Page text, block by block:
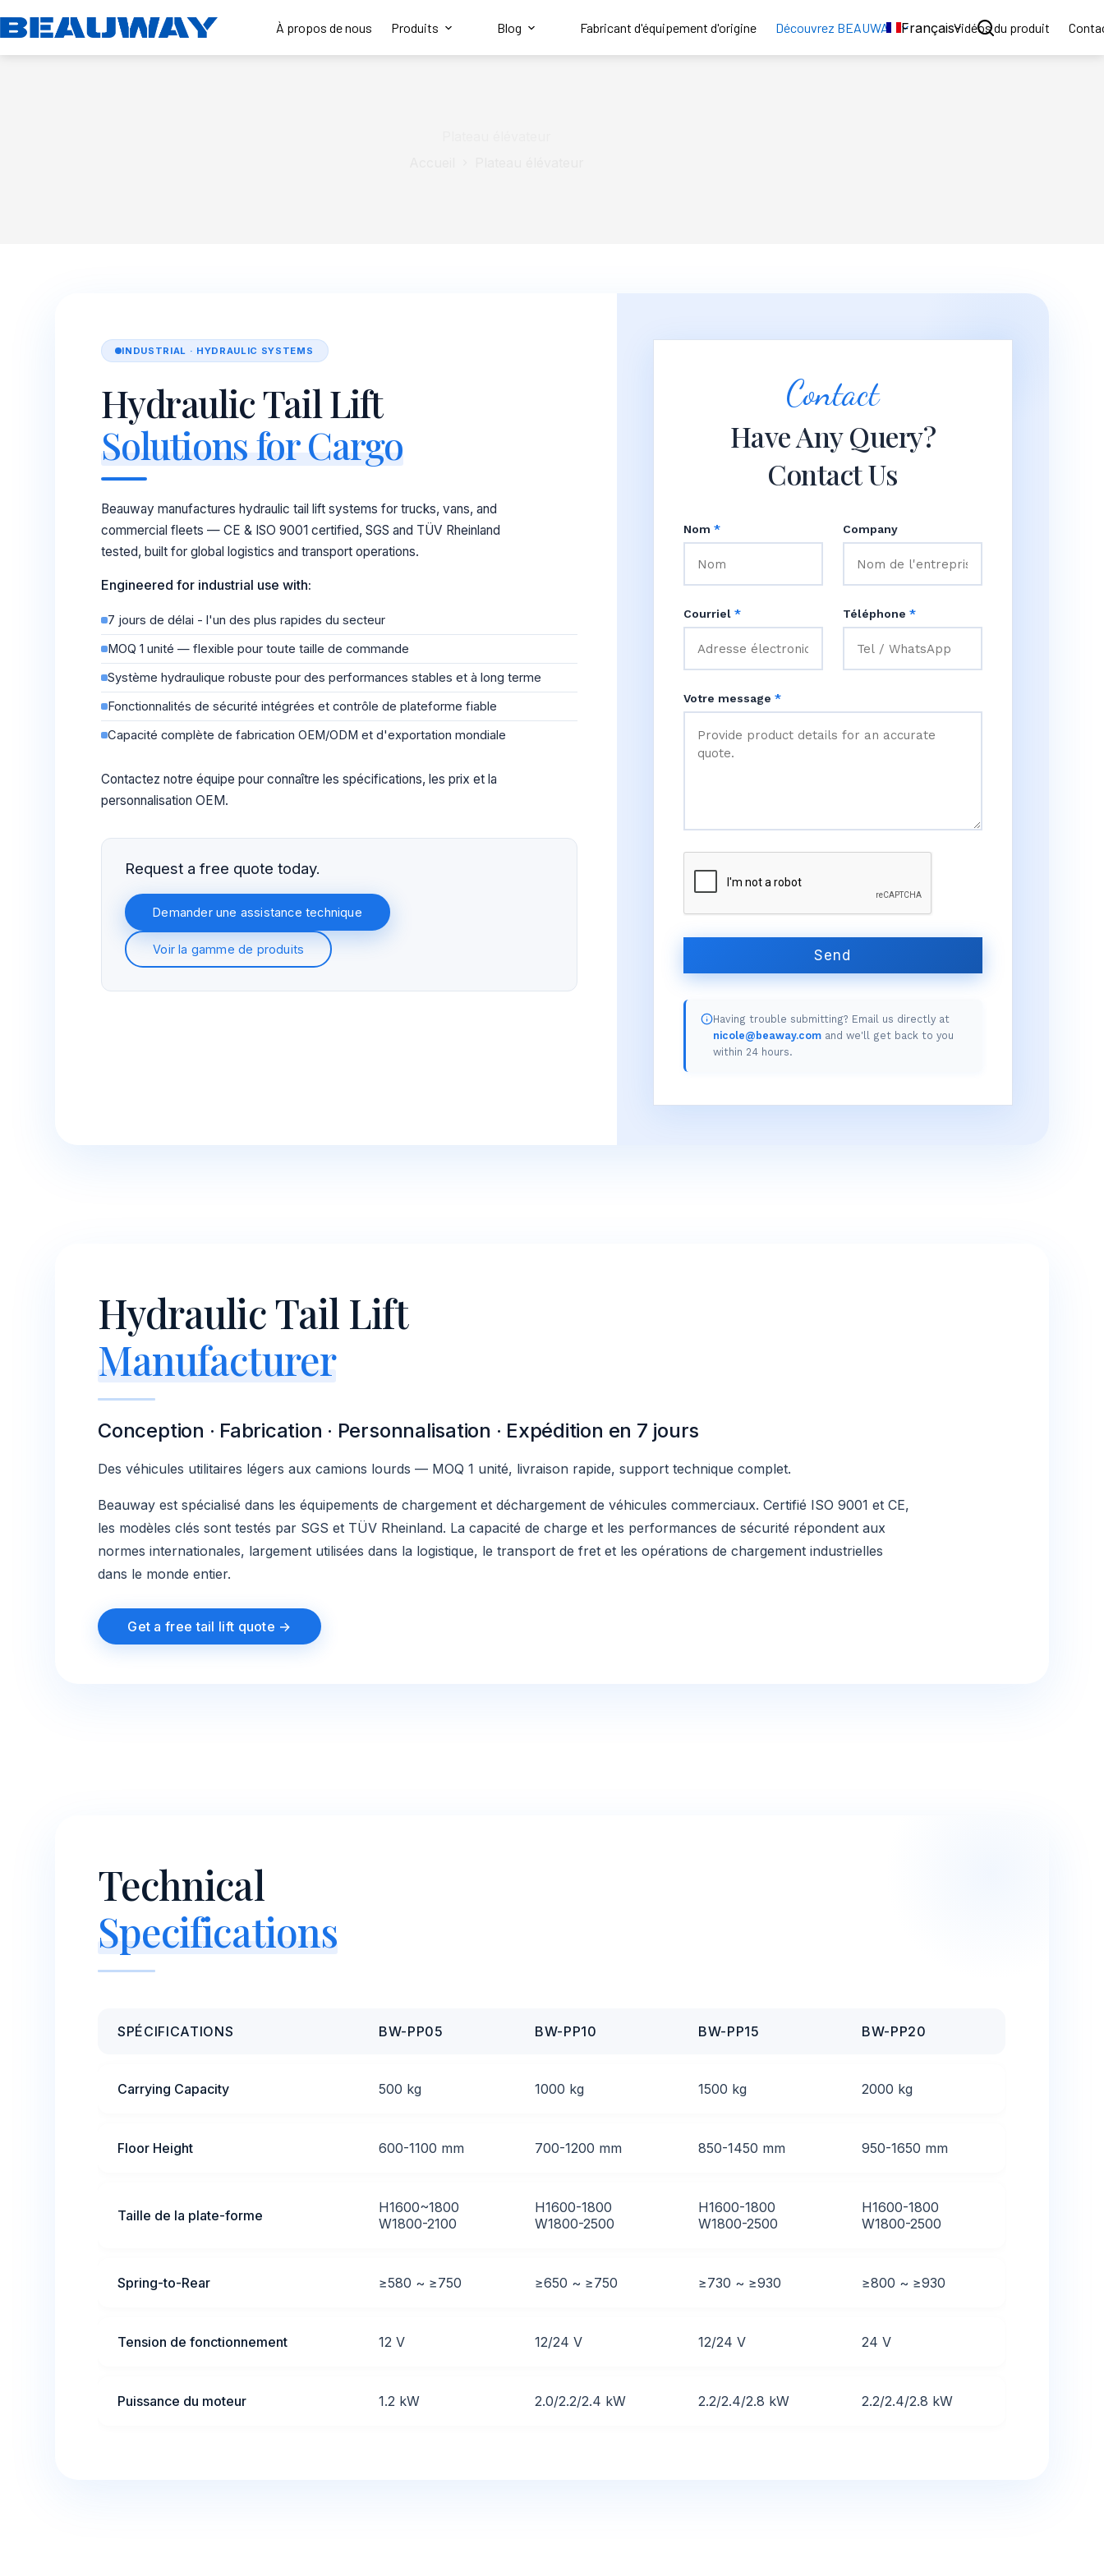
au
contenu
À propos de nous Produits Blog Fabricant d'équipement d'origine Découvrez BEAUWAY Vidéos du produit
Français
INDUSTRIAL · HYDRAULIC SYSTEMS
Hydraulic Tail Lift
Solutions for Cargo
Beauway manufactures hydraulic tail lift systems for trucks, vans, and
commercial fleets — CE & ISO 9001 certified, SGS and TÜV Rheinland
tested, built for global logistics and transport operations.
Engineered for industrial use with:
7 jours de délai - l'un des plus rapides du secteur
MOQ 1 unité — flexible pour toute taille de commande
Système hydraulique robuste pour des performances stables et à long terme
Fonctionnalités de sécurité intégrées et contrôle de plateforme fiable
Capacité complète de fabrication OEM/ODM et d'exportation mondiale
Contactez notre équipe pour connaître les spécifications, les prix et la
personnalisation OEM.
Request a free quote today.
Demander une assistance technique
Voir la gamme de produits
Contact
Have Any Query?
Contact Us
Nom * Company
Courriel * Téléphone *
Votre message *
Send
Having trouble submitting? Email us directly at
nicole@beaway.comand we'll get back to you
within 24 hours.
Hydraulic Tail Lift
Manufacturer
Conception · Fabrication · Personnalisation · Expédition en 7 jours
Des véhicules utilitaires légers aux camions lourds — MOQ 1 unité, livraison rapide, support technique complet.
Beauway est spécialisé dans les équipements de chargement et déchargement de véhicules commerciaux. Certifié ISO 9001 et CE,
les modèles clés sont testés par SGS et TÜV Rheinland. La capacité de charge et les performances de sécurité répondent aux
normes internationales, largement utilisées dans la logistique, le transport de fret et les opérations de chargement industrielles
dans le monde entier.
Get a free tail lift quote →
Technical
Specifications
SPÉCIFICATIONS BW-PP05 BW-PP10 BW-PP15 BW-PP20
Carrying Capacity 500 kg 1000 kg 1500 kg 2000 kg
Floor Height 600-1100 mm 700-1200 mm 850-1450 mm 950-1650 mm
Taille de la plate-forme
H1600~1800
W1800-2100
H1600-1800
W1800-2500
H1600-1800
W1800-2500
H1600-1800
W1800-2500
Spring-to-Rear ≥580 ~ ≥750 ≥650 ~ ≥750 ≥730 ~ ≥930 ≥800 ~ ≥930
Tension de fonctionnement 12 V 12/24 V 12/24 V 24 V
Puissance du moteur 1.2 kW 2.0/2.2/2.4 kW 2.2/2.4/2.8 kW 2.2/2.4/2.8 kW